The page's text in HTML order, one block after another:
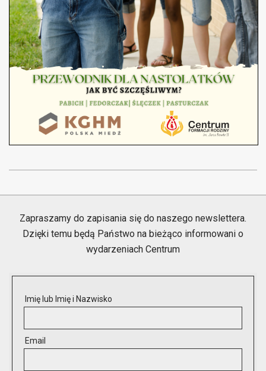
03-
Zapraszamy do zapisania się do naszego newslettera.
Dzięki temu będą Państwo na bieżąco informowani o
wydarzeniach Centrum
Imię lub Imię i Nazwisko
Email